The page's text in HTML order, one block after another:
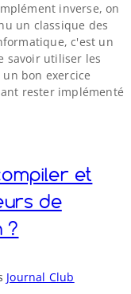
inverse, on
un classique des
c'est un
savoir utiliser les
bon exercice
rester implémenté
et
de
?
Journal Club